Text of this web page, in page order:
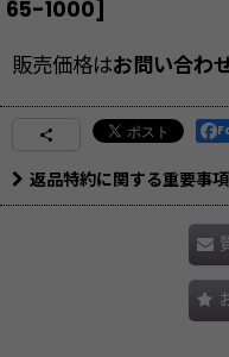
65-1000]
販売価格はお問い合わ
返品特約に関する重要事項